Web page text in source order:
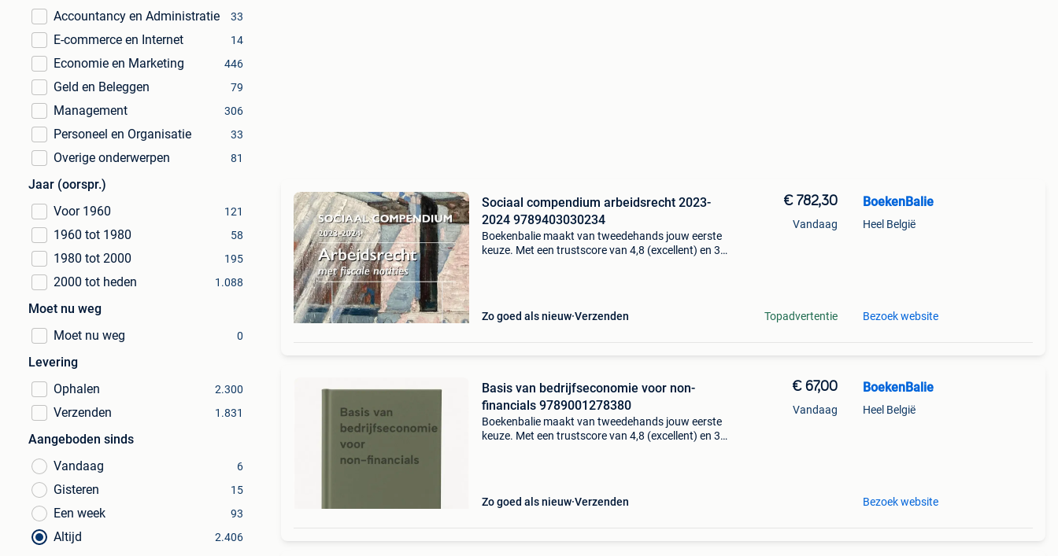
Accountancy en Administratie
33
E-commerce en Internet 14
Economie en Marketing 446
Geld en Beleggen 79
Management 306
Personeel en Organisatie 33
Overige onderwerpen 81
Jaar (oorspr.)
Voor 1960
121
1960 tot 1980 58
1980 tot 2000 195
2000 tot heden 1.088
Moet nu weg
Moet nu weg
0
Levering
Ophalen
2.300
Verzenden 1.831
Aangeboden sinds
Vandaag
6
Gisteren 15
Een week 93
Altijd 2.406
Sociaal compendium arbeidsrecht 2023-
2024 9789403030234
Boekenbalie maakt van tweedehands jouw eerste
keuze. Met een trustscore van 4,8 (excellent) en 30
Zo goed als nieuw Verzenden
€ 782,30
Vandaag
Topadvertentie
BoekenBalie
Heel België
Bezoek website
Basis van bedrijfseconomie voor non-
financials 9789001278380
Boekenbalie maakt van tweedehands jouw eerste
keuze. Met een trustscore van 4,8 (excellent) en 30
Zo goed als nieuw Verzenden
€ 67,00
Vandaag
BoekenBalie
Heel België
Bezoek website